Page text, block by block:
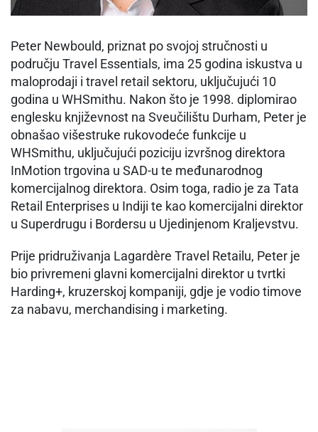
Peter Newbould, priznat po svojoj stručnosti u
području Travel Essentials, ima 25 godina iskustva u
maloprodaji i travel retail sektoru, uključujući 10
godina u WHSmithu. Nakon što je 1998. diplomirao
englesku književnost na Sveučilištu Durham, Peter je
obnašao višestruke rukovodeće funkcije u
WHSmithu, uključujući poziciju izvršnog direktora
InMotion trgovina u SAD-u te međunarodnog
komercijalnog direktora. Osim toga, radio je za Tata
Retail Enterprises u Indiji te kao komercijalni direktor
u Superdrugu i Bordersu u Ujedinjenom Kraljevstvu.
Prije pridruživanja Lagardère Travel Retailu, Peter je
bio privremeni glavni komercijalni direktor u tvrtki
Harding+, kruzerskoj kompaniji, gdje je vodio timove
za nabavu, merchandising i marketing.